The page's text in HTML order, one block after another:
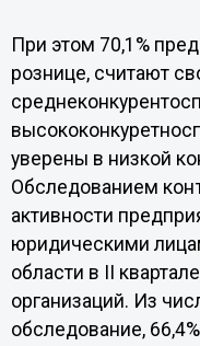
При этом 70,1%
рознице, считают
уверены в низкой
Обследованием
активности
юридическими
области в II
организаций. Из
обследование,